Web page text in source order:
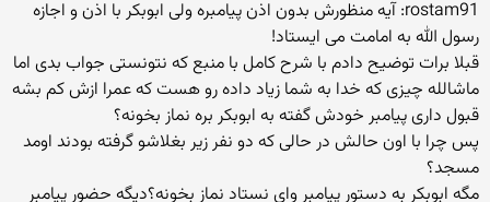
rostam91: آیه منظورش بدون اذن پیامبره ولی ابوبکر با اذن و اجازه
رسول الله به امامت می ایستاد!
قبلا برات توضیح دادم با شرح کامل با منبع که نتونستی جواب بدی اما
ماشالله چیزی که خدا به شما زیاد داده رو هست که عمرا ازش کم بشه
قبول داری پیامبر خودش گفته به ابوبکر بره نماز بخونه؟
پس چرا با اون حالش در حالی که دو نفر زیر بغلاشو گرفته بودند اومد
مسجد؟
مگه ابوبکر به دستور پیامبر وای نستاد نماز بخونه؟دیگه حضور پیامبر